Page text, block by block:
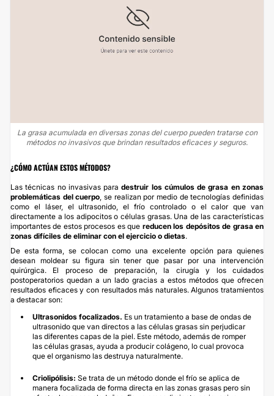
La grasa acumulada en diversas zonas del cuerpo pueden tratarse con
métodos no invasivos que brindan resultados eficaces y seguros.
¿CÓMO ACTÚAN ESTOS MÉTODOS?
Las técnicas no invasivas paradestruir los cúmulos de grasa en zonas
problemáticas del cuerpo, se realizan por medio de tecnologías definidas
como el láser, el ultrasonido, el frío controlado o el calor que van
directamente a los adipocitos o células grasas. Una de las características
importantes de estos procesos es que reducen los depósitos de grasa en
zonas difíciles de eliminar con el ejercicio o dietas.
De esta forma, se colocan como una excelente opción para quienes
desean moldear su figura sin tener que pasar por una intervención
quirúrgica. El proceso de preparación, la cirugía y los cuidados
postoperatorios quedan a un lado gracias a estos métodos que ofrecen
resultados eficaces y con resultados más naturales. Algunos tratamientos
a destacar son:
Ultrasonidos focalizados. Es un tratamiento a base de ondas de
ultrasonido que van directos a las células grasas sin perjudicar
las diferentes capas de la piel. Este método, además de romper
las células grasas, ayuda a producir colágeno, lo cual provoca
que el organismo las destruya naturalmente.
Criolipólisis: Se trata de un método donde el frío se aplica de
manera focalizada de forma directa en las zonas grasas pero sin